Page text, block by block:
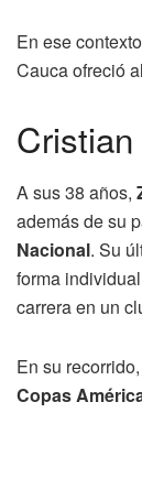
En ese
Cauca ofreció
A sus 38 años,
además de su
Nacional. Su
forma
carrera en un
En su
Copas